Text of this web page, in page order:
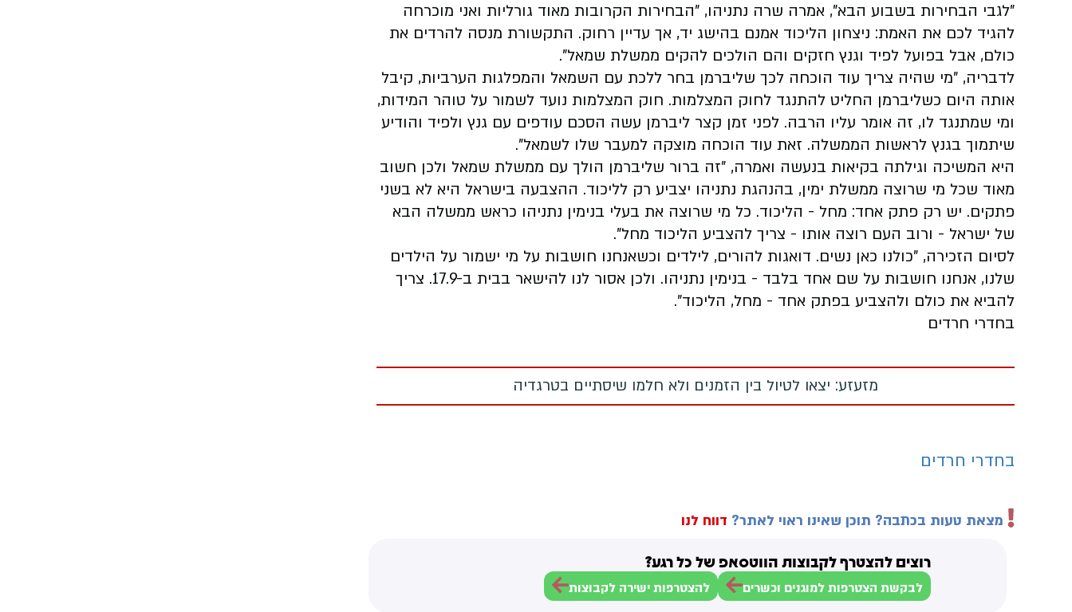
"לגבי הבחירות בשבוע הבא", אמרה שרה נתניהו, "הבחירות הקרובות מאוד גורליות ואני מוכרחה
להגיד לכם את האמת: ניצחון הליכוד אמנם בהישג יד, אך עדיין רחוק. התקשורת מנסה להרדים את
כולם, אבל בפועל לפיד וגנץ חזקים והם הולכים להקים ממשלת שמאל".
לדבריה, "מי שהיה צריך עוד הוכחה לכך שליברמן בחר ללכת עם השמאל והמפלגות הערביות, קיבל
אותה היום כשליברמן החליט להתנגד לחוק המצלמות. חוק המצלמות נועד לשמור על טוהר המידות,
ומי שמתנגד לו, זה אומר עליו הרבה. לפני זמן קצר ליברמן עשה הסכם עודפים עם גנץ ולפיד והודיע
שיתמוך בגנץ לראשות הממשלה. זאת עוד הוכחה מוצקה למעבר שלו לשמאל".
היא המשיכה וגילתה בקיאות בנעשה ואמרה, "זה ברור שליברמן הולך עם ממשלת שמאל ולכן חשוב
מאוד שכל מי שרוצה ממשלת ימין, בהנהגת נתניהו יצביע רק לליכוד. ההצבעה בישראל היא לא בשני
פתקים. יש רק פתק אחד: מחל - הליכוד. כל מי שרוצה את בעלי בנימין נתניהו כראש ממשלה הבא
של ישראל - ורוב העם רוצה אותו - צריך להצביע הליכוד מחל".
לסיום הזכירה, "כולנו כאן נשים. דואגות להורים, לילדים וכשאנחנו חושבות על מי ישמור על הילדים
שלנו, אנחנו חושבות על שם אחד בלבד - בנימין נתניהו. ולכן אסור לנו להישאר בבית ב-17.9. צריך
להביא את כולם ולהצביע בפתק אחד - מחל, הליכוד".
בחדרי חרדים
מזעזע: יצאו לטיול בין הזמנים ולא חלמו שיסתיים בטרגדיה
בחדרי חרדים
מצאת טעות בכתבה? תוכן שאינו ראוי לאתר? דווח לנו
רוצים להצטרף לקבוצות הווטסאפ של כל רגע?
לבקשת הצטרפות למוגנים וכשרים להצטרפות ישירה לקבוצות